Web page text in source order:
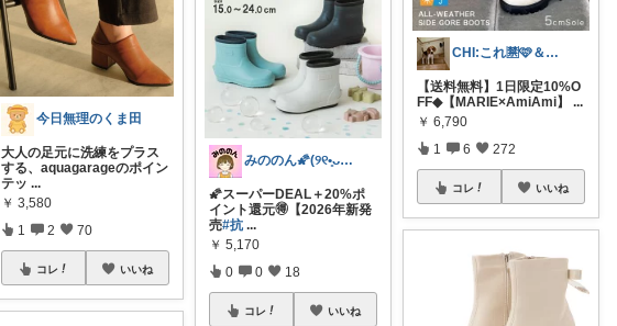
今日無理のくま田
大人の足元に洗練をプラス
する、aquagarageのポイン
テッ ...
￥ 3,580
1 2 70
コレ いいね
みののん🌠(୨୧•͈ᴗ•͈)感謝♡
🌠スーパーDEAL＋20%ポ
イント還元🉐【2026年新発
売#抗 ...
￥ 5,170
0 0 18
コレ いいね
CHI:これ🈲🩷＆フォローありがとう
【送料無料】1日限定10%O
FF◆【MARIE×AmiAmi】
...
￥ 6,790
1 6 272
コレ いいね